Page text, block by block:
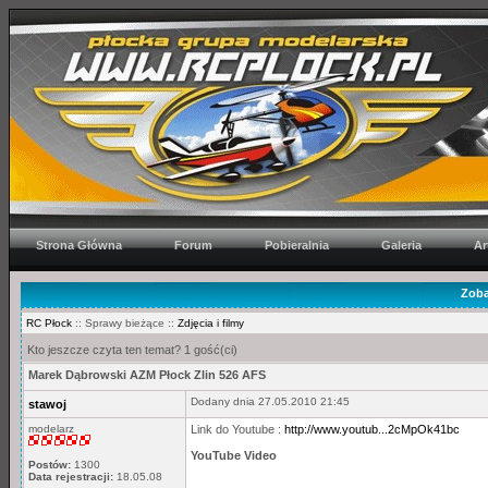
Strona Główna Forum Pobieralnia Galeria
RC Płock :: Sprawy bieżące :: Zdjęcia i filmy
Kto jeszcze czyta ten temat? 1 gość(ci)
Marek Dąbrowski AZM Płock Zlin 526 AFS
stawoj Dodany dnia 27.05.2010 21:45
modelarz
Postów: 1300
Data rejestracji: 18.05.08
Link do Youtube : http://www.youtub...2cMpOk41bc
YouTube Video